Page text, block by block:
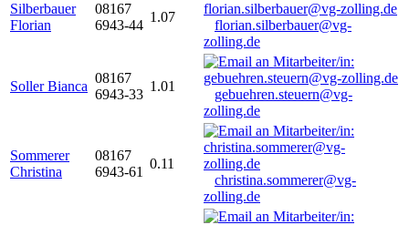
Silberbauer
Florian
08167
6943-44
1.07
florian.silberbauer@vg-
zolling.de
Soller Bianca
08167
6943-33
1.01
gebuehren.steuern@vg-
zolling.de
Sommerer
Christina
08167
6943-61
0.11
christina.sommerer@vg-
zolling.de